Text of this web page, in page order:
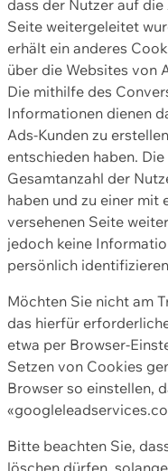
dass der Nutzer auf
Seite weitergeleitet
erhält ein anderes
über die Websites von
Die mithilfe des
Informationen dienen
Ads-Kunden zu
entschieden haben.
Gesamtanzahl der
haben und zu einer mit
versehenen Seite
jedoch keine
persönlich
Möchten Sie nicht am
das hierfür
etwa per Browser-
Setzen von Cookies
Browser so einstellen,
Bitte beachten Sie,